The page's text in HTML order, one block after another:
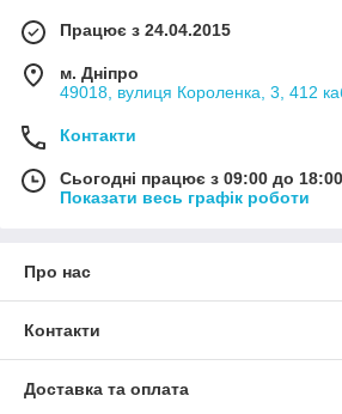
Працює з 24.04.2015
м. Дніпро
49018, вулиця Короленка, 3, 412
Контакти
Сьогодні працює з 09:00 до 18:00
Показати весь графік роботи
Про нас
Контакти
Доставка та оплата